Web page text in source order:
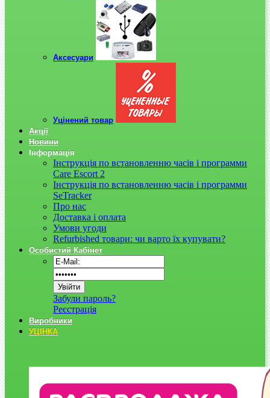
Аксесуари
Уцінений товар
Акції
Новини
Інформація
Інструкція по встановленню часів і программи
Care Escort 2
Інструкція по встановленню часів і программи
SeTracker
Про нас
Доставка і оплата
Умови угоди
Refurbished товари: чи варто їх купувати?
Особистий Кабінет
Забули пароль?
Реєстрація
Виробники
УЦІНКА